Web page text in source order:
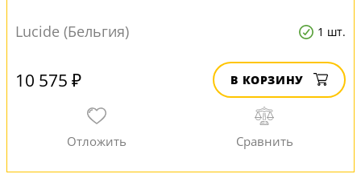
Lucide (Бельгия) 1 шт.
10 575 ₽ В КОРЗИНУ